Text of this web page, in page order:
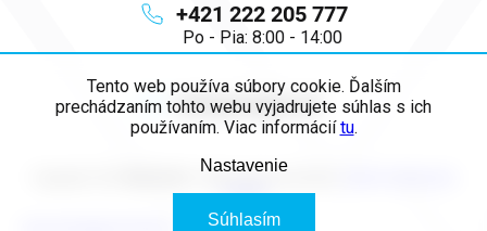
Tento web používa súbory cookie. Ďalším
prechádzaním tohto webu vyjadrujete súhlas s ich
používaním. Viac informáciítu.
Nastavenie
Súhlasím
info@majya.sk
+421 222 205 777
Po - Pia: 8:00 - 14:00
cookies